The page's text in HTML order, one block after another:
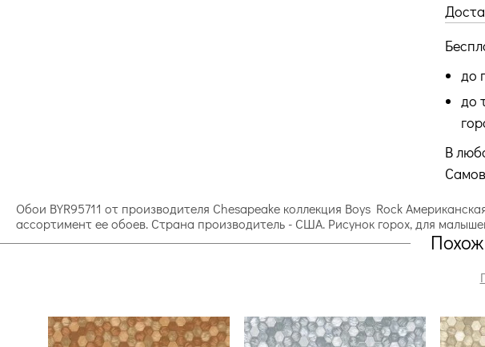
до
до
В
Обои BYR95711 от производителя Chesapeake коллекция Boys Rock
ассортимент ее обоев. Страна производитель - США. Рисунок горох, для